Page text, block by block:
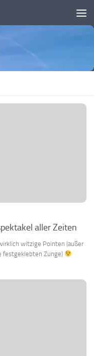
aller Zeiten
witzige Pointen (außer
festgeklebten Zunge)